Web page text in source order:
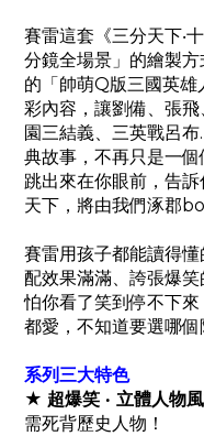
賽雷這套《三分天下‧
分鏡全場景」的繪製
的「帥萌Q版三國英
彩內容，讓劉備、張
園三結義、三英戰呂
典故事，不再只是一
跳出來在你眼前，告
天下，將由我們涿郡
賽雷用孩子都能讀得
配效果滿滿、誇張爆
怕你看了笑到停不下
都愛，不知道要選哪個
系列三大特色
★ 超爆笑 ‧ 立體人物
需死背歷史人物！